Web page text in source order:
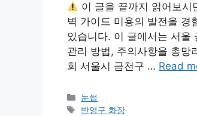
이 글을 끝까지 읽어보시
벽 가이드 미용의 발전을 경
있습니다. 이 글에서는 서울
관리 방법, 주의사항을 총망
회 서울시 금천구 … Read
카
테
눈썹
태
반영구 화장